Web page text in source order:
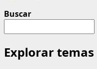
Buscar
Explorar temas